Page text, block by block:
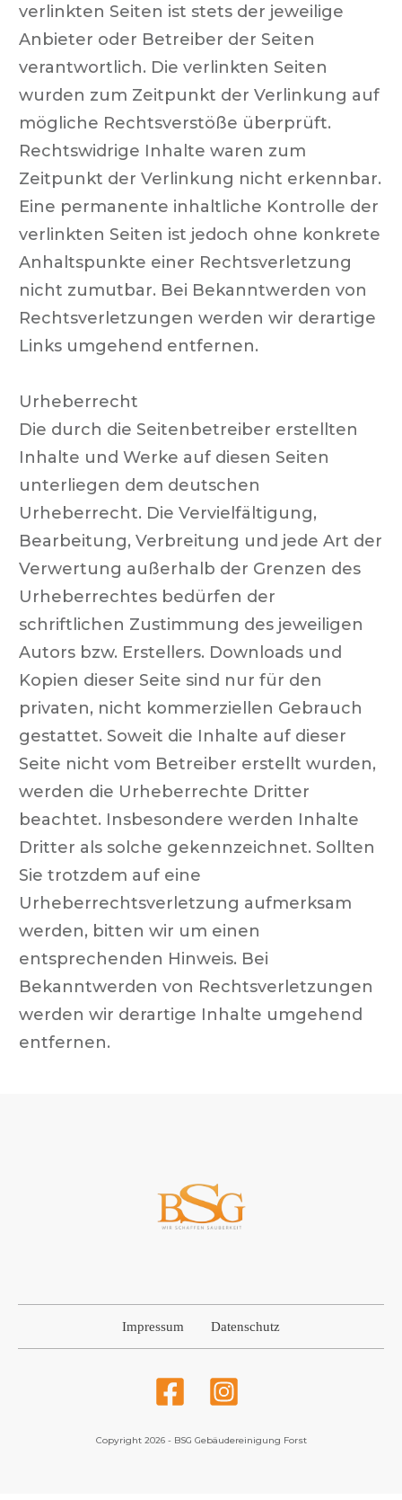
verlinkten Seiten ist stets der jeweilige
Anbieter oder Betreiber der Seiten
verantwortlich. Die verlinkten Seiten
wurden zum Zeitpunkt der Verlinkung auf
mögliche Rechtsverstöße überprüft.
Rechtswidrige Inhalte waren zum
Zeitpunkt der Verlinkung nicht erkennbar.
Eine permanente inhaltliche Kontrolle der
verlinkten Seiten ist jedoch ohne konkrete
Anhaltspunkte einer Rechtsverletzung
nicht zumutbar. Bei Bekanntwerden von
Rechtsverletzungen werden wir derartige
Links umgehend entfernen.
Urheberrecht
Die durch die Seitenbetreiber erstellten
Inhalte und Werke auf diesen Seiten
unterliegen dem deutschen
Urheberrecht. Die Vervielfältigung,
Bearbeitung, Verbreitung und jede Art der
Verwertung außerhalb der Grenzen des
Urheberrechtes bedürfen der
schriftlichen Zustimmung des jeweiligen
Autors bzw. Erstellers. Downloads und
Kopien dieser Seite sind nur für den
privaten, nicht kommerziellen Gebrauch
gestattet. Soweit die Inhalte auf dieser
Seite nicht vom Betreiber erstellt wurden,
werden die Urheberrechte Dritter
beachtet. Insbesondere werden Inhalte
Dritter als solche gekennzeichnet. Sollten
Sie trotzdem auf eine
Urheberrechtsverletzung aufmerksam
werden, bitten wir um einen
entsprechenden Hinweis. Bei
Bekanntwerden von Rechtsverletzungen
werden wir derartige Inhalte umgehend
entfernen.
Impressum Datenschutz
Copyright 2026- BSG Gebäudereinigung Forst